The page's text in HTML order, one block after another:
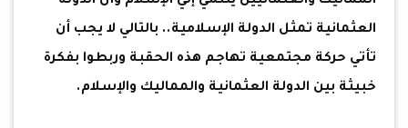
العثمانية تمثل الدولة الإسلامية.. بالتالي لا يجب أن
تأتي حركة مجتمعية تهاجم هذه الحقبة وربطوا بفكرة
خبيثة بين الدولة العثمانية والمماليك والإسلام.